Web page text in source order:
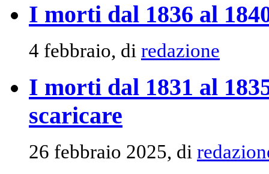
I morti dal 1836 al
4 febbraio, di redazione
I morti dal 1831 al
scaricare
26 febbraio 2025, di